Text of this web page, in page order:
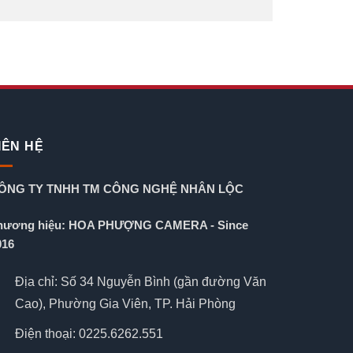
HỆ
TY TNHH TM CÔNG NGHỆ NHÂN LỘC
hiệu: HOA PHƯỢNG CAMERA - Since
Địa chỉ: Số 34 Nguyễn Bình (gần đường Văn
Cao), Phường Gia Viên, TP. Hải Phòng
Điện thoại: 0225.6262.551